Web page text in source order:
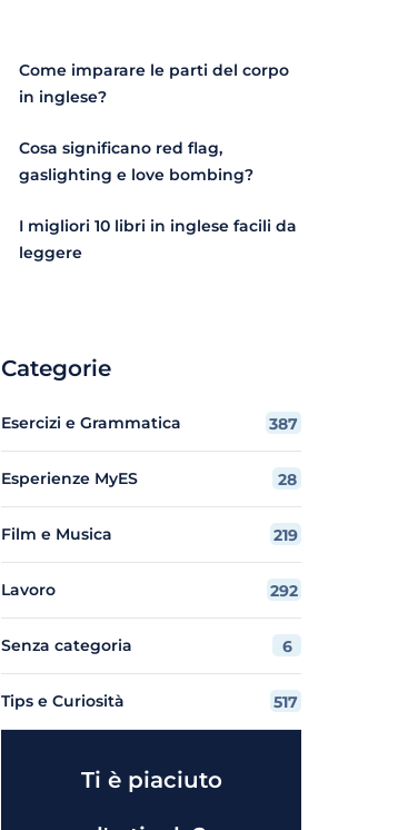
Come imparare le parti del corpo
in inglese?
Cosa significano red flag,
gaslighting e love bombing?
I migliori 10 libri in inglese facili da
leggere
Categorie
Esercizi e Grammatica 387
Esperienze MyES 28
Film e Musica 219
Lavoro 292
Senza categoria 6
Tips e Curiosità 517
Ti è piaciuto